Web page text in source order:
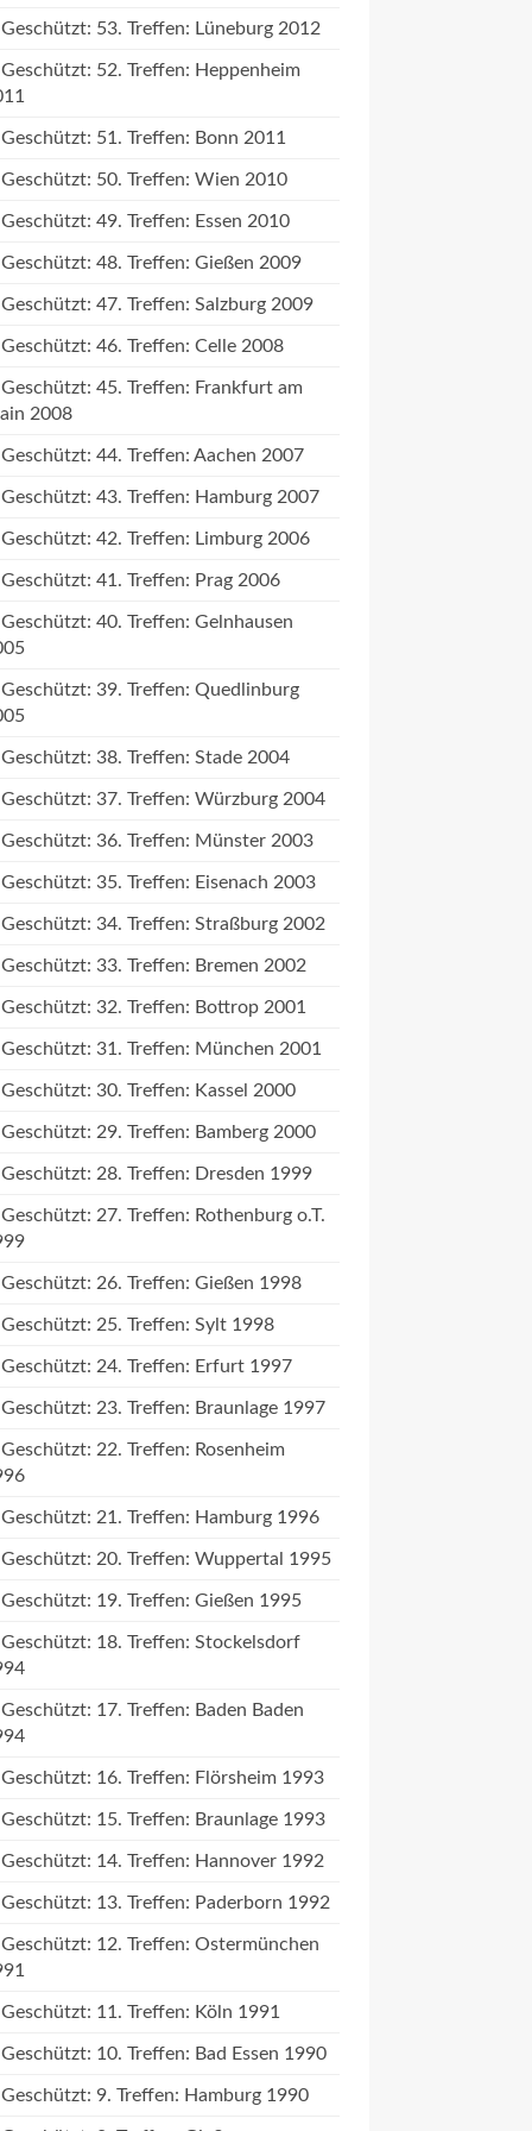
Geschützt: 53. Treffen: Lüneburg 2012
Geschützt: 52. Treffen: Heppenheim
Geschützt: 51. Treffen: Bonn 2011
Geschützt: 50. Treffen: Wien 2010
Geschützt: 49. Treffen: Essen 2010
Geschützt: 48. Treffen: Gießen 2009
Geschützt: 47. Treffen: Salzburg 2009
Geschützt: 46. Treffen: Celle 2008
Geschützt: 45. Treffen: Frankfurt am
2008
Geschützt: 44. Treffen: Aachen 2007
Geschützt: 43. Treffen: Hamburg 2007
Geschützt: 42. Treffen: Limburg 2006
Geschützt: 41. Treffen: Prag 2006
Geschützt: 40. Treffen: Gelnhausen
Geschützt: 39. Treffen: Quedlinburg
Geschützt: 38. Treffen: Stade 2004
Geschützt: 37. Treffen: Würzburg 2004
Geschützt: 36. Treffen: Münster 2003
Geschützt: 35. Treffen: Eisenach 2003
Geschützt: 34. Treffen: Straßburg 2002
Geschützt: 33. Treffen: Bremen 2002
Geschützt: 32. Treffen: Bottrop 2001
Geschützt: 31. Treffen: München 2001
Geschützt: 30. Treffen: Kassel 2000
Geschützt: 29. Treffen: Bamberg 2000
Geschützt: 28. Treffen: Dresden 1999
Geschützt: 27. Treffen: Rothenburg o.T.
Geschützt: 26. Treffen: Gießen 1998
Geschützt: 25. Treffen: Sylt 1998
Geschützt: 24. Treffen: Erfurt 1997
Geschützt: 23. Treffen: Braunlage 1997
Geschützt: 22. Treffen: Rosenheim
Geschützt: 21. Treffen: Hamburg 1996
Geschützt: 20. Treffen: Wuppertal 1995
Geschützt: 19. Treffen: Gießen 1995
Geschützt: 18. Treffen: Stockelsdorf
Geschützt: 17. Treffen: Baden Baden
Geschützt: 16. Treffen: Flörsheim 1993
Geschützt: 15. Treffen: Braunlage 1993
Geschützt: 14. Treffen: Hannover 1992
Geschützt: 13. Treffen: Paderborn 1992
Geschützt: 12. Treffen: Ostermünchen
Geschützt: 11. Treffen: Köln 1991
Geschützt: 10. Treffen: Bad Essen 1990
Geschützt: 9. Treffen: Hamburg 1990